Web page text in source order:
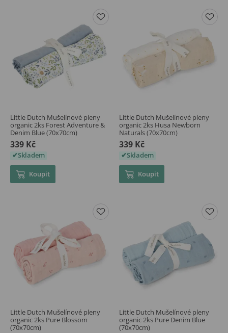
Little Dutch Mušelínové pleny
organic 2ks Forest Adventure &
Denim Blue (70x70cm)
339 Kč
Skladem
Koupit
Little Dutch Mušelínové pleny
organic 2ks Husa Newborn
Naturals (70x70cm)
339 Kč
Skladem
Koupit
Little Dutch Mušelínové pleny
organic 2ks Pure Blossom
(70x70cm)
Little Dutch Mušelínové pleny
organic 2ks Pure Denim Blue
(70x70cm)